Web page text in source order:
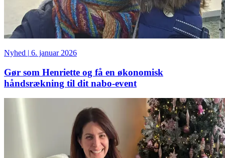
Nyhed | 6. januar 2026
Gør som Henriette og få en økonomisk
håndsrækning til dit nabo-event